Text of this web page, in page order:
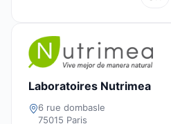
Laboratoires Nutrimea
6 rue dombasle
75015 Paris